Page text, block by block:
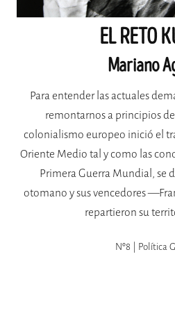
EL RETO
Mariano
Para entender las actuales
remontarnos a principios
colonialismo europeo inició el
Oriente Medio tal y como las
Primera Guerra Mundial, se
otomano y sus vencedores
repartieron su
Nº8 | Política